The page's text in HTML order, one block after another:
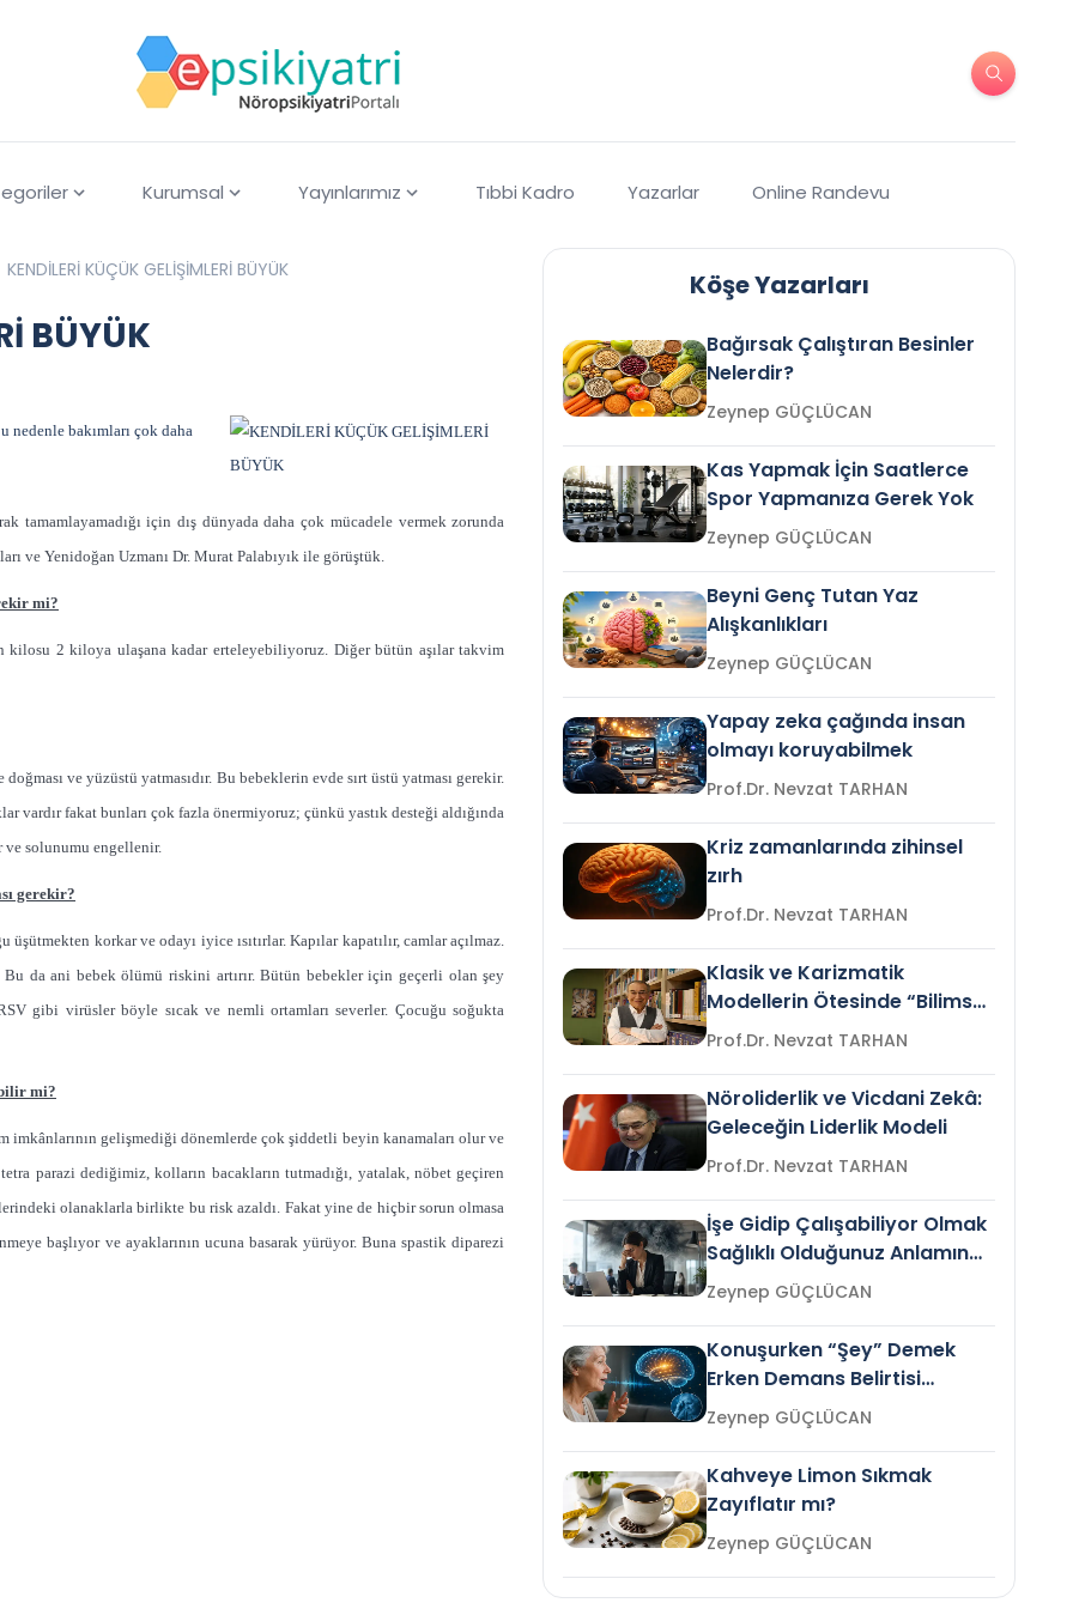
Kurumsal Yayınlarımız Tıbbi Kadro Yazarlar Online Randevu
KENDİLERİ KÜÇÜK GELİŞİMLERİ BÜYÜK
BÜYÜK
nedenle bakımları çok daha
tamamlayamadığı için dış dünyada daha çok mücadele vermek zorunda
ve Yenidoğan Uzmanı Dr. Murat Palabıyık ile görüştük.
mi?
kilosu 2 kiloya ulaşana kadar erteleyebiliyoruz. Diğer bütün aşılar takvim
ve yüzüstü yatmasıdır. Bu bebeklerin evde sırt üstü yatması gerekir.
vardır fakat bunları çok fazla önermiyoruz; çünkü yastık desteği aldığında
solunumu engellenir.
gerekir?
korkar ve odayı iyice ısıtırlar. Kapılar kapatılır, camlar açılmaz.
da ani bebek ölümü riskini artırır. Bütün bebekler için geçerli olan şey
gibi virüsler böyle sıcak ve nemli ortamları severler. Çocuğu soğukta
mi?
gelişmediği dönemlerde çok şiddetli beyin kanamaları olur ve
parazi dediğimiz, kolların bacakların tutmadığı, yatalak, nöbet geçiren
olanaklarla birlikte bu risk azaldı. Fakat yine de hiçbir sorun olmasa
başlıyor ve ayaklarının ucuna basarak yürüyor. Buna spastik diparezi
Köşe Yazarları
Bağırsak Çalıştıran Besinler
Nelerdir?
Zeynep GÜÇLÜCAN
Kas Yapmak İçin Saatlerce
Spor Yapmanıza Gerek Yok
Zeynep GÜÇLÜCAN
Beyni Genç Tutan Yaz
Alışkanlıkları
Zeynep GÜÇLÜCAN
Yapay zeka çağında insan
olmayı koruyabilmek
Prof.Dr. Nevzat TARHAN
Kriz zamanlarında zihinsel
zırh
Prof.Dr. Nevzat TARHAN
Klasik ve Karizmatik
Modellerin Ötesinde “Bilimsel
Liderlik”
Prof.Dr. Nevzat TARHAN
Nöroliderlik ve Vicdani Zekâ:
Geleceğin Liderlik Modeli
Prof.Dr. Nevzat TARHAN
İşe Gidip Çalışabiliyor Olmak
Sağlıklı Olduğunuz Anlamına
Gelir mi?Zeynep GÜÇLÜCAN
Konuşurken “Şey” Demek
Erken Demans Belirtisi
Olabilir mi?Zeynep GÜÇLÜCAN
Kahveye Limon Sıkmak
Zayıflatır mı?
Zeynep GÜÇLÜCAN